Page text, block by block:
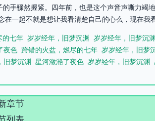
手骤然握紧。四年前，也是这个声音声嘶力竭
在一起不就是想让我看清楚自己的心么，现在
的七年 岁岁经年，旧梦沉渊 岁岁经年，旧梦沉渊
夜色 跨错的火盆，燃尽的七年 岁岁经年，旧梦
旧梦沉渊 星河潋滟了夜色 岁岁经年，旧梦沉渊
章节